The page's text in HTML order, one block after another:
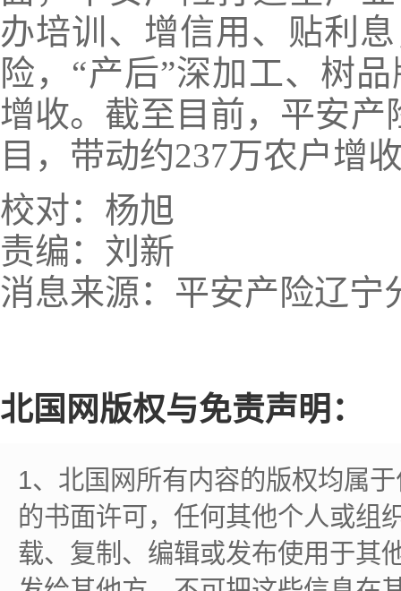
办培训、增信用、贴利
险，“产后”深加工、树
增收。截至目前，平安产
目，带动约237万农户增
校对：杨旭
责编：刘新
消息来源：平安产险辽宁
北国网版权与免责声明：
1、北国网所有内容的版权均属
的书面许可，任何其他个人或组
载、复制、编辑或发布使用于其